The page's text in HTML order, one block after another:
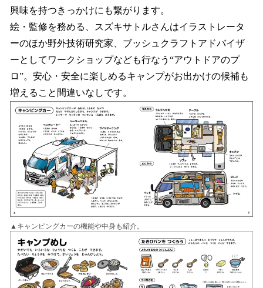
興味を持つきっかけにも繋がります。
絵・監修を務める、スズキサトルさんはイラストレータ
ーのほか野外技術研究家、ブッシュクラフトアドバイザ
ーとしてワークショップなども行なう“アウトドアのプ
ロ”。安心・安全に楽しめるキャンプがお出かけの候補も
増えること間違いなしです。
▲キャンピングカーの機能や中身も紹介。